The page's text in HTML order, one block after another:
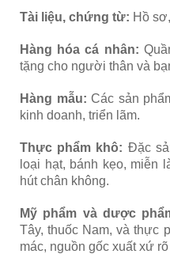
Tài liệu, chứng từ: Hồ
Hàng hóa cá nhân:
tặng cho người thân và
Hàng mẫu: Các sản
kinh doanh, triển lãm.
Thực phẩm khô: Đặc
loại hạt, bánh kẹo, miễn
hút chân không.
Mỹ phẩm và dược
Tây, thuốc Nam, và thực
mác, nguồn gốc xuất xứ